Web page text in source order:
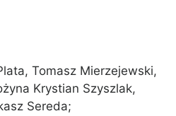
Tomasz Mierzejewski,
Krystian Szyszlak,
Sereda;